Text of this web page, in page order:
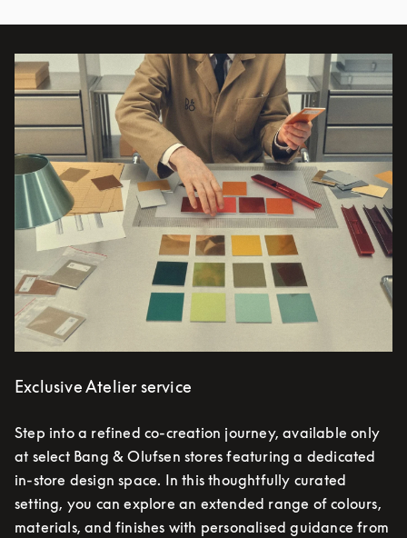
Eventbild
Exclusive Atelier service
Step into a refined co-creation journey, available only
at select Bang & Olufsen stores featuring a dedicated
in-store design space. In this thoughtfully curated
setting, you can explore an extended range of colours,
materials, and finishes with personalised guidance from